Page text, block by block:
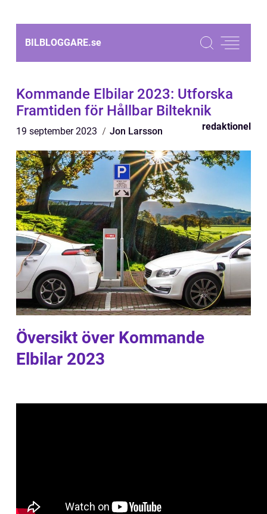
BILBLOGGARE.se
Kommande Elbilar 2023: Utforska
Framtiden för Hållbar Bilteknik
19 september 2023 Jon Larsson redaktionel
Översikt över Kommande
Elbilar 2023